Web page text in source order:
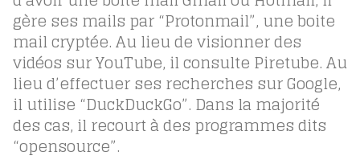
gère ses mails par “Protonmail”, une boite
mail cryptée. Au lieu de visionner des
vidéos sur YouTube, il consulte Piretube. Au
lieu d’effectuer ses recherches sur Google,
il utilise “DuckDuckGo”. Dans la majorité
des cas, il recourt à des programmes dits
“opensource”.